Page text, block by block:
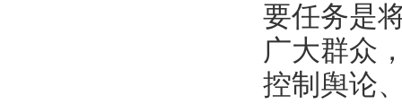
要任务是
广大群众
控制舆论